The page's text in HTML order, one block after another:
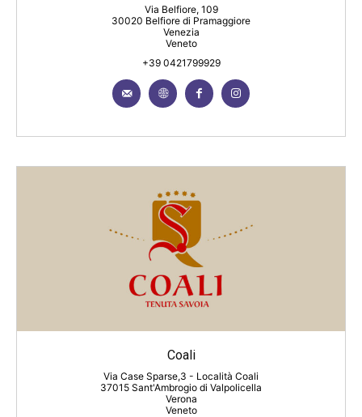
Via Belfiore, 109
30020 Belfiore di Pramaggiore
Venezia
Veneto
+39 0421799929
Coali
Via Case Sparse,3 - Località Coali
37015 Sant'Ambrogio di Valpolicella
Verona
Veneto